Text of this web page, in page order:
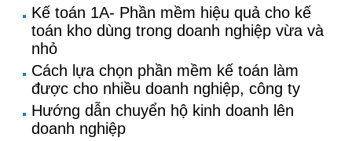
Kế toán 1A- Phần mềm hiệu quả cho kế
toán kho dùng trong doanh nghiệp vừa và
nhỏ
Cách lựa chọn phần mềm kế toán làm
được cho nhiều doanh nghiệp, công ty
Hướng dẫn chuyển hộ kinh doanh lên
doanh nghiệp